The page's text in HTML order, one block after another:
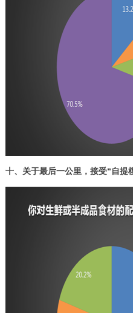
十、关于最后一公里，接受“自提